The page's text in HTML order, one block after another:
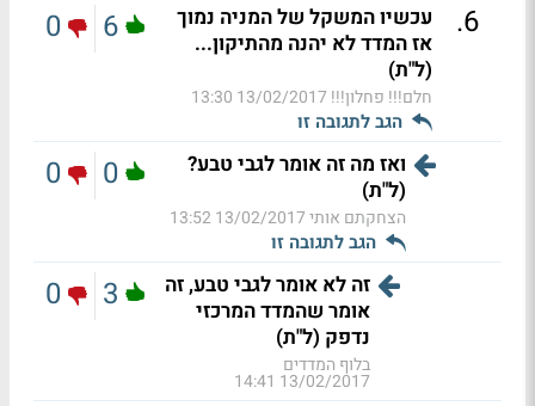
6
.
עכשיו המשקל של המניה נמוך
אז המדד לא יהנה מהתיקון...
(ל"ת)
חלם!!! פחלון!!! 13/02/2017 13:30
הגב לתגובה זו
6
0
ואז מה זה אומר לגבי טבע?
(ל"ת)
הצחקתם אותי13/02/2017 13:52
הגב לתגובה זו
0
0
זה לא אומר לגבי טבע, זה
אומר שהמדד המרכזי
נדפק (ל"ת)
בלוף המדדים
13/02/2017 14:41
3
0